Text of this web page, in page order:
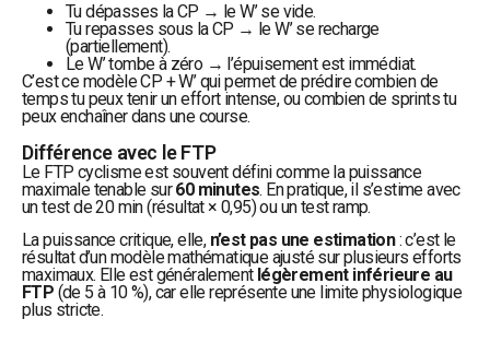
Tu dépasses la CP → le W’ se vide.
Tu repasses sous la CP → le W’ se recharge
(partiellement).
Le W’ tombe à zéro → l’épuisement est immédiat.
C’est ce modèle CP + W’ qui permet de prédire combien de
temps tu peux tenir un effort intense, ou combien de sprints tu
peux enchaîner dans une course.
Différence avec le FTP
Le FTP cyclisme est souvent défini comme la puissance
maximale tenable sur60 minutes. En pratique, il s’estime avec
un test de 20 min (résultat × 0,95) ou un test ramp.
La puissance critique, elle, n’est pas une estimation: c’est le
résultat d’un modèle mathématique ajusté sur plusieurs efforts
maximaux. Elle est généralement légèrement inférieure au
FTP (de 5 à 10 %), car elle représente une limite physiologique
plus stricte.